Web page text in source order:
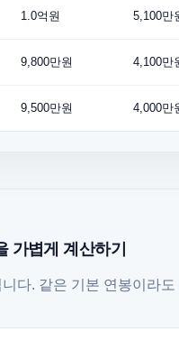
1.0억원 5,100만
9,800만원 4,100만
9,500만원 4,000만
가볍게 계산하기
다. 같은 기본 연봉이라